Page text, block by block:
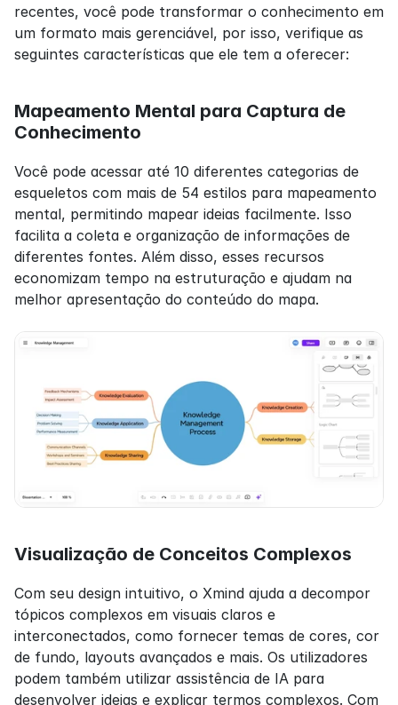
recentes, você pode transformar o conhecimento em
um formato mais gerenciável, por isso, verifique as
seguintes características que ele tem a oferecer:
Mapeamento Mental para Captura de
Conhecimento
Você pode acessar até 10 diferentes categorias de
esqueletos com mais de 54 estilos para mapeamento
mental, permitindo mapear ideias facilmente. Isso
facilita a coleta e organização de informações de
diferentes fontes. Além disso, esses recursos
economizam tempo na estruturação e ajudam na
melhor apresentação do conteúdo do mapa.
Visualização de Conceitos Complexos
Com seu design intuitivo, o Xmind ajuda a decompor
tópicos complexos em visuais claros e
interconectados, como fornecer temas de cores, cor
de fundo, layouts avançados e mais. Os utilizadores
podem também utilizar assistência de IA para
desenvolver ideias e explicar termos complexos. Com